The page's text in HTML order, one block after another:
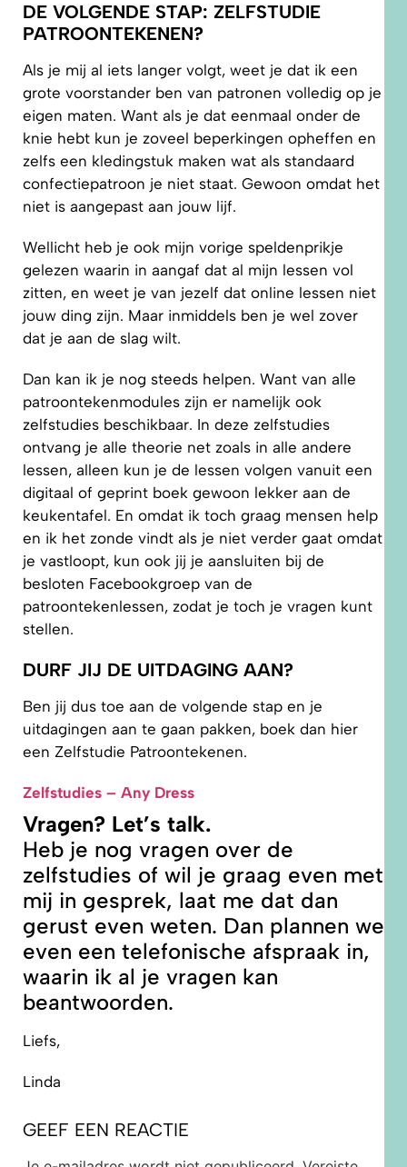
DE VOLGENDE STAP: ZELFSTUDIE
PATROONTEKENEN?
Als je mij al iets langer volgt, weet je dat ik een
grote voorstander ben van patronen volledig op je
eigen maten. Want als je dat eenmaal onder de
knie hebt kun je zoveel beperkingen opheffen en
zelfs een kledingstuk maken wat als standaard
confectiepatroon je niet staat. Gewoon omdat het
niet is aangepast aan jouw lijf.
Wellicht heb je ook mijn vorige speldenprikje
gelezen waarin in aangaf dat al mijn lessen vol
zitten, en weet je van jezelf dat online lessen niet
jouw ding zijn. Maar inmiddels ben je wel zover
dat je aan de slag wilt.
Dan kan ik je nog steeds helpen. Want van alle
patroontekenmodules zijn er namelijk ook
zelfstudies beschikbaar. In deze zelfstudies
ontvang je alle theorie net zoals in alle andere
lessen, alleen kun je de lessen volgen vanuit een
digitaal of geprint boek gewoon lekker aan de
keukentafel. En omdat ik toch graag mensen help
en ik het zonde vindt als je niet verder gaat omdat
je vastloopt, kun ook jij je aansluiten bij de
besloten Facebookgroep van de
patroontekenlessen, zodat je toch je vragen kunt
stellen.
DURF JIJ DE UITDAGING AAN?
Ben jij dus toe aan de volgende stap en je
uitdagingen aan te gaan pakken, boek dan hier
een Zelfstudie Patroontekenen.
Zelfstudies – Any Dress
Vragen? Let’s talk.
Heb je nog vragen over de
zelfstudies of wil je graag even met
mij in gesprek, laat me dat dan
gerust even weten. Dan plannen we
even een telefonische afspraak in,
waarin ik al je vragen kan
beantwoorden.
Liefs,
Linda
GEEF EEN REACTIE